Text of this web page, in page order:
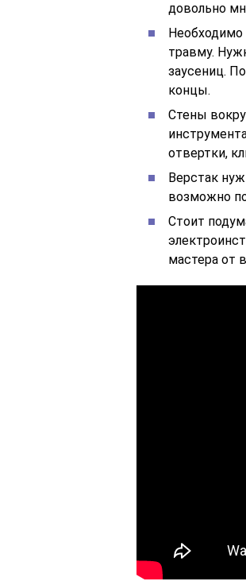
довольно
Необходимо
травму.
заусениц.
концы.
Стены
отвертки,
Верстак
возможно
Стоит
мастера от